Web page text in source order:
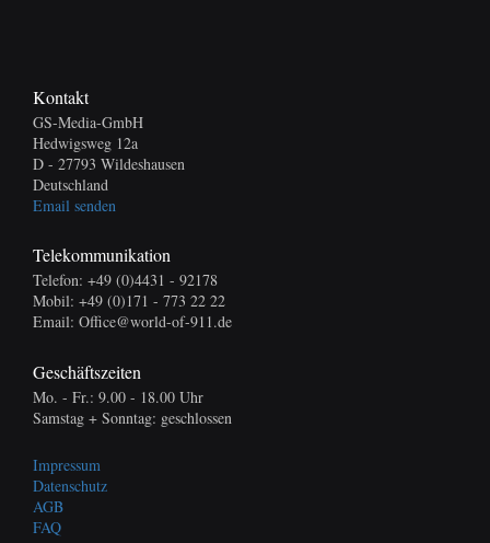
Kontakt
GS-Media-GmbH
Hedwigsweg 12a
D - 27793 Wildeshausen
Deutschland
Email senden
Telekommunikation
Telefon: +49 (0)4431 - 92178
Mobil: +49 (0)171 - 773 22 22
Email: Office@world-of-911.de
Geschäftszeiten
Mo. - Fr.: 9.00 - 18.00 Uhr
Samstag + Sonntag: geschlossen
Impressum
Datenschutz
AGB
FAQ